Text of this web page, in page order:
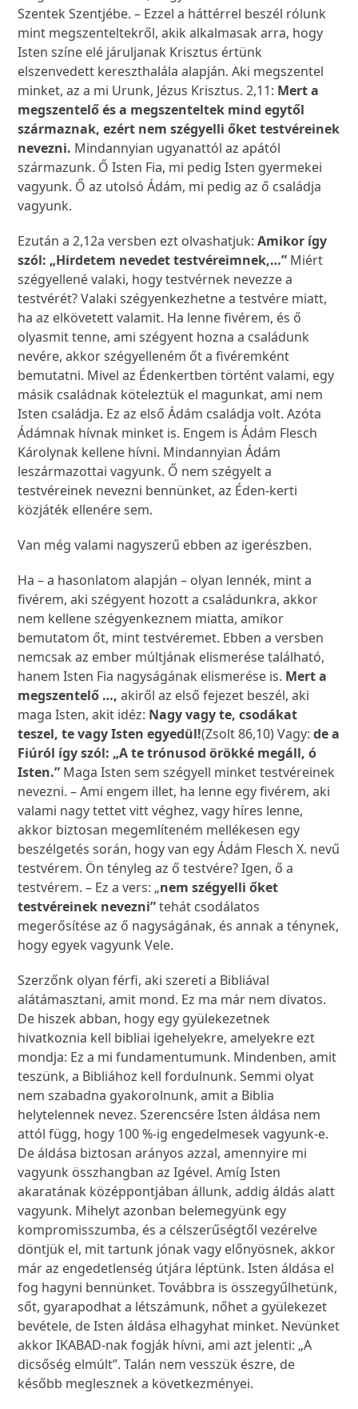
Szentek Szentjébe. – Ezzel a háttérrel beszél rólunk
mint megszenteltekről, akik alkalmasak arra, hogy
Isten színe elé járuljanak Krisztus értünk
elszenvedett kereszthalála alapján. Aki megszentel
minket, az a mi Urunk, Jézus Krisztus. 2,11: Mert a
megszentelő és a megszenteltek mind egytől
származnak, ezért nem szégyelli őket testvéreinek
nevezni. Mindannyian ugyanattól az apától
származunk. Ő Isten Fia, mi pedig Isten gyermekei
vagyunk. Ő az utolsó Ádám, mi pedig az ő családja
vagyunk.
Ezután a 2,12a versben ezt olvashatjuk:Amikor így
szól: „Hirdetem nevedet testvéreimnek,…” Miért
szégyellené valaki, hogy testvérnek nevezze a
testvérét? Valaki szégyenkezhetne a testvére miatt,
ha az elkövetett valamit. Ha lenne fivérem, és ő
olyasmit tenne, ami szégyent hozna a családunk
nevére, akkor szégyelleném őt a fivéremként
bemutatni. Mivel az Édenkertben történt valami, egy
másik családnak köteleztük el magunkat, ami nem
Isten családja. Ez az első Ádám családja volt. Azóta
Ádámnak hívnak minket is. Engem is Ádám Flesch
Károlynak kellene hívni. Mindannyian Ádám
leszármazottai vagyunk. Ő nem szégyelt a
testvéreinek nevezni bennünket, az Éden-kerti
közjáték ellenére sem.
Van még valami nagyszerű ebben az igerészben.
Ha – a hasonlatom alapján – olyan lennék, mint a
fivérem, aki szégyent hozott a családunkra, akkor
nem kellene szégyenkeznem miatta, amikor
bemutatom őt, mint testvéremet. Ebben a versben
nemcsak az ember múltjának elismerése található,
hanem Isten Fia nagyságának elismerése is. Mert a
megszentelő …,akiről az első fejezet beszél, aki
maga Isten, akit idéz: Nagy vagy te, csodákat
teszel, te vagy Isten egyedül!(Zsolt 86,10) Vagy:de a
Fiúról így szól: „A te trónusod örökké megáll, ó
Isten.” Maga Isten sem szégyell minket testvéreinek
nevezni. – Ami engem illet, ha lenne egy fivérem, aki
valami nagy tettet vitt véghez, vagy híres lenne,
akkor biztosan megemlíteném mellékesen egy
beszélgetés során, hogy van egy Ádám Flesch X. nevű
testvérem. Ön tényleg az ő testvére? Igen, ő a
testvérem. – Ez a vers: „nem szégyelli őket
testvéreinek nevezni”tehát csodálatos
megerősítése az ő nagyságának, és annak a ténynek,
hogy egyek vagyunk Vele.
Szerzőnk olyan férfi, aki szereti a Bibliával
alátámasztani, amit mond. Ez ma már nem divatos.
De hiszek abban, hogy egy gyülekezetnek
hivatkoznia kell bibliai igehelyekre, amelyekre ezt
mondja: Ez a mi fundamentumunk. Mindenben, amit
teszünk, a Bibliához kell fordulnunk. Semmi olyat
nem szabadna gyakorolnunk, amit a Biblia
helytelennek nevez. Szerencsére Isten áldása nem
attól függ, hogy 100 %-ig engedelmesek vagyunk-e.
De áldása biztosan arányos azzal, amennyire mi
vagyunk összhangban az Igével. Amíg Isten
akaratának középpontjában állunk, addig áldás alatt
vagyunk. Mihelyt azonban belemegyünk egy
kompromisszumba, és a célszerűségtől vezérelve
döntjük el, mit tartunk jónak vagy előnyösnek, akkor
már az engedetlenség útjára léptünk. Isten áldása el
fog hagyni bennünket. Továbbra is összegyűlhetünk,
sőt, gyarapodhat a létszámunk, nőhet a gyülekezet
bevétele, de Isten áldása elhagyhat minket. Nevünket
akkor IKABAD-nak fogják hívni, ami azt jelenti: „A
dicsőség elmúlt”. Talán nem vesszük észre, de
később meglesznek a következményei.